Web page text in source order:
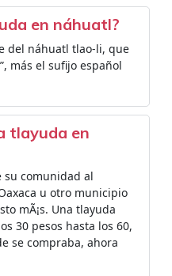
en náhuatl?
del náhuatl tlao-li, que
más el sufijo español
tlayuda en
su comunidad al
u otro municipio
mÃ¡s. Una tlayuda
30 pesos hasta los 60,
se compraba, ahora